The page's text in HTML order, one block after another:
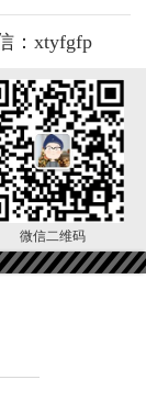
财
钱
接
祀
年
：xtyfgfp
微信二维码